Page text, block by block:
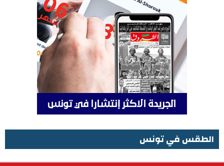
الطقس في تونس